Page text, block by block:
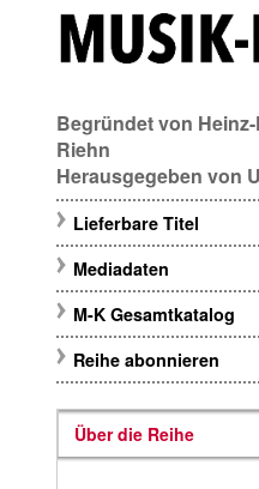
Begründet von
Riehn
Herausgegeben von
Lieferbare Titel
Mediadaten
M-K Gesamtkatalog
Reihe abonnieren
Über die Reihe